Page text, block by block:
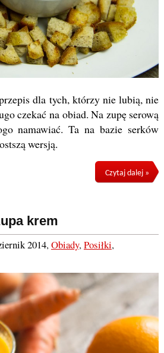
dla tych, którzy nie lubią, nie
czekać na obiad. Na zupę serową
namawiać. Ta na bazie serków
wersją.
Czytaj dalej »
krem
2014,Obiady,Posiłki,